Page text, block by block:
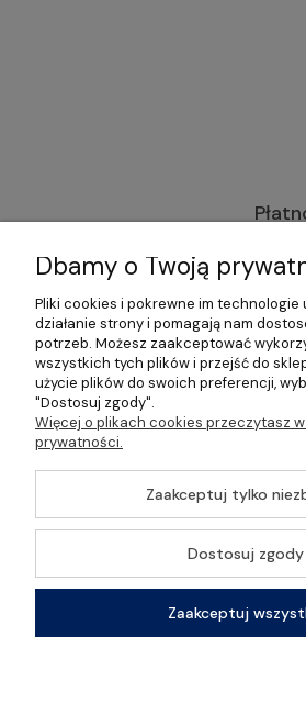
©2026 Wszelkie Prawa Zastrzeżone |
Wyposażenie gastronomii, restauracji
Szablon Master by
Pokaż pełną wersję
Sklep internetowy Shoper
Dbamy o Twoją
Pliki cookies i pokrewne im technologie
działanie strony i pomagają nam
potrzeb. Możesz zaakceptować
wszystkich tych plików i przejść do
użycie plików do swoich preferencji,
"Dostosuj zgody".
Więcej o plikach cookies przeczytasz
prywatności.
Zaakceptuj tylko
Dostosuj zgody
Zaakceptuj